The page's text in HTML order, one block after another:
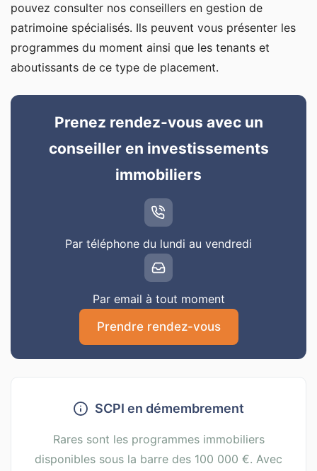
pouvez consulter nos conseillers en gestion de
patrimoine spécialisés. Ils peuvent vous présenter les
programmes du moment ainsi que les tenants et
aboutissants de ce type de placement.
Prenez rendez-vous avec un
conseiller en investissements
immobiliers
Par téléphone du lundi au vendredi
Par email à tout moment
Prendre rendez-vous
SCPI en démembrement
Rares sont les programmes immobiliers
disponibles sous la barre des 100 000 €. Avec